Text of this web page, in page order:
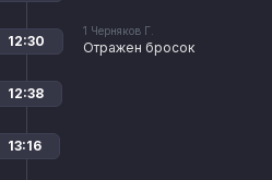
1 Черняков Г.
Отражен бросок
12:30
12:38
13:16